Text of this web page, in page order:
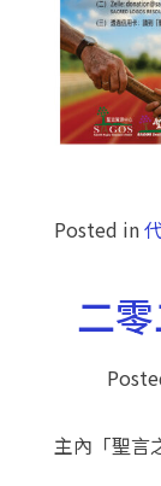
Posted in
二
主內「聖言